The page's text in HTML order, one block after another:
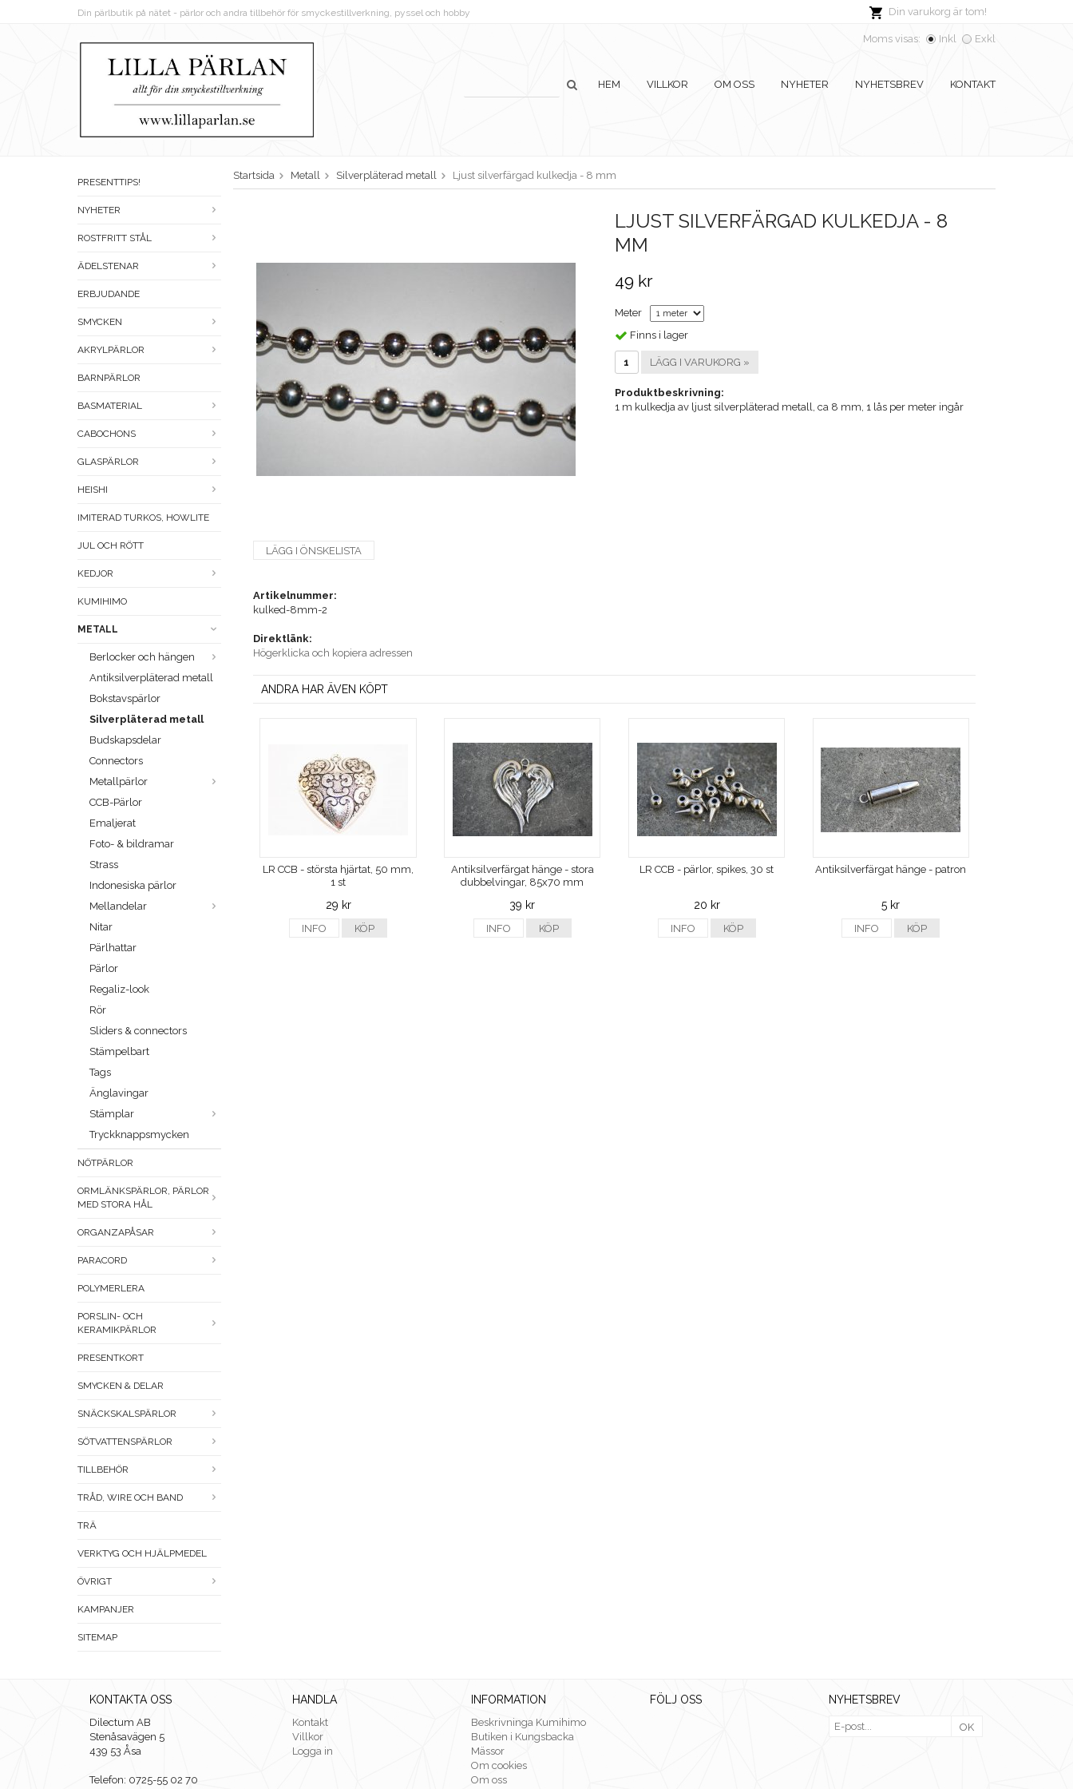
Din varukorg är tom!
Din pärlbutik på nätet - pärlor och andra tillbehör för smyckestillverkning, pyssel och hobby
Moms visas: Inkl Exkl
HEM VILLKOR OM OSS NYHETER NYHETSBREV KONTAKT
PRESENTTIPS!
NYHETER
ROSTFRITT STÅL
ÄDELSTENAR
ERBJUDANDE
SMYCKEN
AKRYLPÄRLOR
BARNPÄRLOR
BASMATERIAL
CABOCHONS
GLASPÄRLOR
HEISHI
IMITERAD TURKOS, HOWLITE
JUL OCH RÖTT
KEDJOR
KUMIHIMO
METALL
Berlocker och hängen
Antiksilverpläterad metall
Bokstavspärlor
Silverpläterad metall
Budskapsdelar
Connectors
Metallpärlor
CCB-Pärlor
Emaljerat
Foto- & bildramar
Strass
Indonesiska pärlor
Mellandelar
Nitar
Pärlhattar
Pärlor
Regaliz-look
Rör
Sliders & connectors
Stämpelbart
Tags
Änglavingar
Stämplar
Tryckknappsmycken
NÖTPÄRLOR
ORMLÄNKSPÄRLOR, PÄRLOR
MED STORA HÅL
ORGANZAPÅSAR
PARACORD
POLYMERLERA
PORSLIN- OCH
KERAMIKPÄRLOR
PRESENTKORT
SMYCKEN & DELAR
SNÄCKSKALSPÄRLOR
SÖTVATTENSPÄRLOR
TILLBEHÖR
TRÅD, WIRE OCH BAND
TRÄ
VERKTYG OCH HJÄLPMEDEL
ÖVRIGT
KAMPANJER
SITEMAP
Startsida Metall Silverpläterad metall Ljust silverfärgad kulkedja - 8 mm
LJUST SILVERFÄRGAD KULKEDJA - 8
MM
49 kr
Meter
Finns i lager
LÄGG I VARUKORG »
Produktbeskrivning:
1 m kulkedja av ljust silverpläterad metall, ca 8 mm, 1 lås per meter ingår
LÄGG I ÖNSKELISTA
Artikelnummer:
kulked-8mm-2
Direktlänk:
Högerklicka och kopiera adressen
ANDRA HAR ÄVEN KÖPT
LR CCB - största hjärtat, 50 mm,
1 st
29 kr
INFO KÖP
Antiksilverfärgat hänge - stora
dubbelvingar, 85x70 mm
39 kr
INFO KÖP
LR CCB - pärlor, spikes, 30 st
20 kr
INFO KÖP
Antiksilverfärgat hänge - patron
5 kr
INFO KÖP
KONTAKTA OSS
Dilectum AB
Stenåsavägen 5
439 53 Åsa
Telefon: 0725-55 02 70
HANDLA
Kontakt
Villkor
Logga in
INFORMATION
Beskrivninga Kumihimo
Butiken i Kungsbacka
Mässor
Om cookies
Om oss
FÖLJ OSS NYHETSBREV
OK